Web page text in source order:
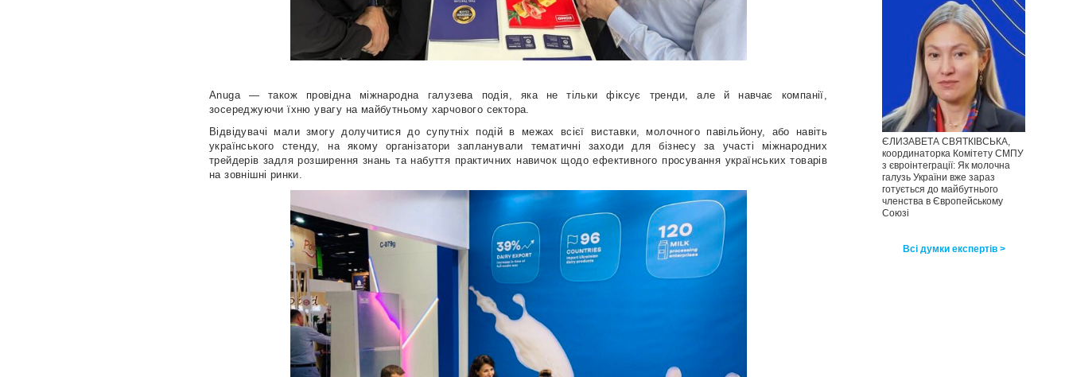
Anuga — також провідна міжнародна галузева подія, яка не тільки фіксує тренди, але й навчає компанії,
зосереджуючи їхню увагу на майбутньому харчового сектора.
Відвідувачі мали змогу долучитися до супутніх подій в межах всієї виставки, молочного павільйону, або навіть
українського стенду, на якому організатори запланували тематичні заходи для бізнесу за участі міжнародних
трейдерів задля розширення знань та набуття практичних навичок щодо ефективного просування українських товарів
на зовнішні ринки.
ЄЛИЗАВЕТА СВЯТКІВСЬКА,
координаторка Комітету СМПУ
з євроінтеграції: Як молочна
галузь України вже зараз
готується до майбутнього
членства в Європейському
Союзі
Всі думки експертів >